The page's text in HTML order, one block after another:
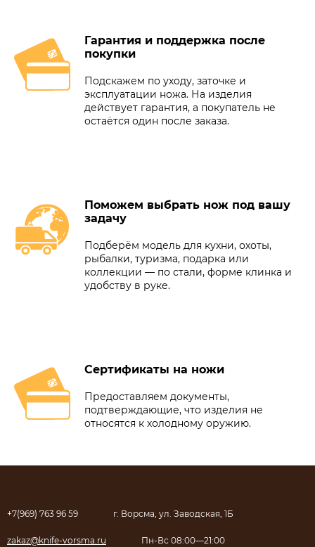
Гарантия и поддержка после
покупки
Подскажем по уходу, заточке и
эксплуатации ножа. На изделия
действует гарантия, а покупатель не
остаётся один после заказа.
Поможем выбрать нож под вашу
задачу
Подберём модель для кухни, охоты,
рыбалки, туризма, подарка или
коллекции — по стали, форме клинка и
удобству в руке.
Сертификаты на ножи
Предоставляем документы,
подтверждающие, что изделия не
относятся к холодному оружию.
+7(969) 763 96 59 г. Ворсма, ул. Заводская, 1Б
zakaz@knife-vorsma.ru Пн-Вс 08:00—21:00